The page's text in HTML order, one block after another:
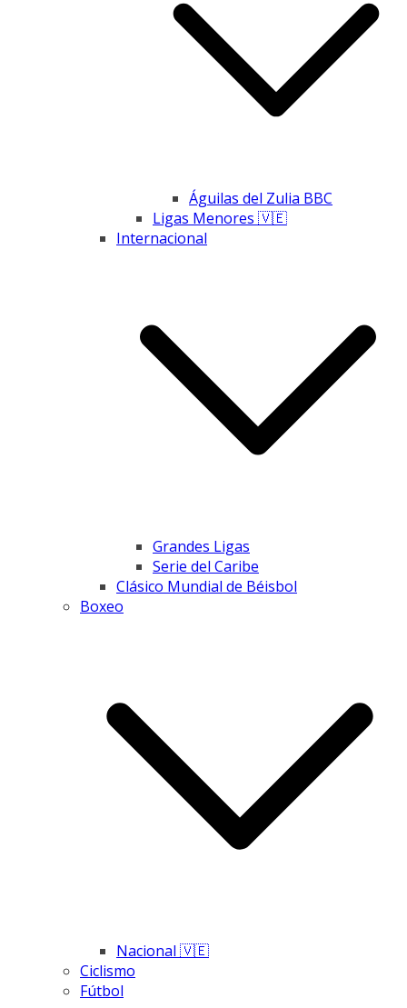
Águilas del Zulia BBC
Ligas Menores 🇻🇪
Internacional
Grandes Ligas
Serie del Caribe
Clásico Mundial de Béisbol
Boxeo
Nacional 🇻🇪
Ciclismo
Fútbol